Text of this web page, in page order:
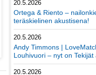
20.5.2026
Ortega & Riento –
teräskielinen akustisena!
20.5.2026
Andy Timmons |
Louhivuori – nyt on Tekijät
20.5.2026